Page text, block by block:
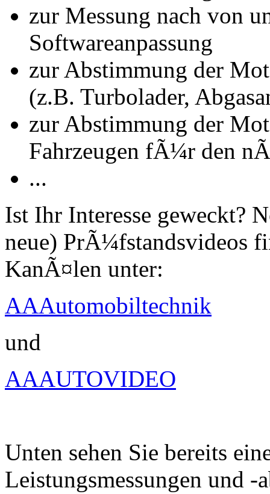
zur Messung nach von
Softwareanpassung
zur Abstimmung der
(z.B. Turbolader,
zur Abstimmung der
Fahrzeugen fÃ¼r den
...
Ist Ihr Interesse geweckt?
neue) PrÃ¼fstandsvideos
KanÃ¤len unter:
AAAutomobiltechnik
und
AAAUTOVIDEO
Unten sehen Sie bereits
Leistungsmessungen und -